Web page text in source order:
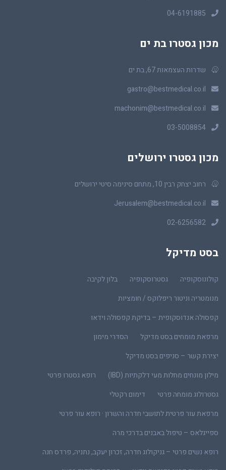
04-6191885
מכון גסטרו בת ים
שדרות העצמאות 67, בת ים
gastro@bestmedical.co.il
machonim@bestmedical.co.il
03-5008854
מכון גסטרו ירושלים
רחוב יצחק רבין 10, מתחם סינימה סיטי ירושלים
Jerusalem@bestmedical.co.il
02-6256582
בסט מדיקל
קולונוסקופיה גסטרוסקופיה
בלון לקיבה
מנומטריה וניטור ריפלוקס / חומציות
קפסולה אנדוסקופית – בדיקת קפסולה וידאו
מרפאת מומחים בסט מדיקל
הסדרי מימון
יצירת קשר – סניפים בסט מדיקל
מילון מונחים מחלות מעי דלקתיות (IBD)
רופא גסטרו פרטי
גסטרולוג מומחה פרטי
דימום רקטלי
מרפאת עור פרטית לתושבי חדרה והשרון · רופא עור פרטי
ספייגלאס – טיפול באבנים בדרכי מרה
רופא נשים פרטי – גניקולוג חדרה, זכרון יעקב, נתניה, פרדס חנה